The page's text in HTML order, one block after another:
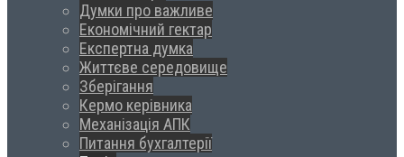
Думки про важливе
Економічний гектар
Експертна думка
Життєве середовище
Зберігання
Кермо керівника
Механізація АПК
Питання бухгалтерії